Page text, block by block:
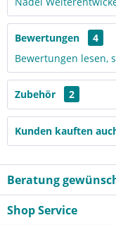
Bewertungen
4
Bewertungen lesen,
Zubehör 2
Kunden kauften
Beratung
Shop Service